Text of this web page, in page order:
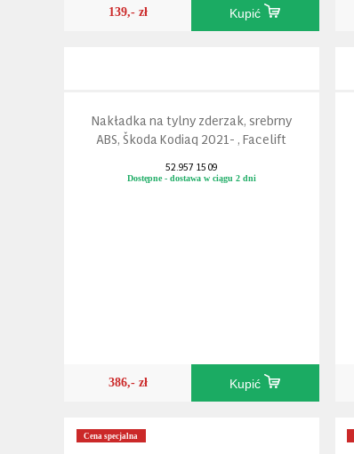
139,- zł Kupić
Nakładka na tylny zderzak, srebrny
ABS, Škoda Kodiaq 2021- , Facelift
52.957 15 09
Dostępne - dostawa w ciągu 2 dni
386,- zł Kupić
Cena specjalna